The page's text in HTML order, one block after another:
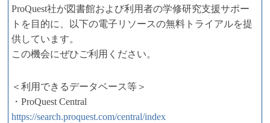
ProQuest社が図書館および利用者の学修研究支援サポー
トを目的に、以下の電子リソースの無料トライアルを提
供しています。
この機会にぜひご利用ください。
＜利用できるデータベース等＞
・ProQuest Central
https://search.proquest.com/central/index